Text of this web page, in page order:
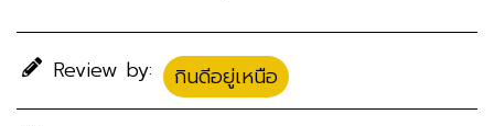
Review by: กินดีอยู่เหนือ